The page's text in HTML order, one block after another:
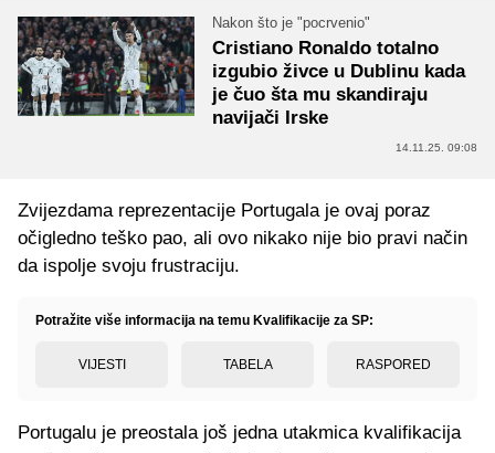
Nakon što je "pocrvenio"
Cristiano Ronaldo totalno
izgubio živce u Dublinu kada
je čuo šta mu skandiraju
navijači Irske
14.11.25. 09:08
Zvijezdama reprezentacije Portugala je ovaj poraz
očigledno teško pao, ali ovo nikako nije bio pravi način
da ispolje svoju frustraciju.
Potražite više informacija na temu Kvalifikacije za SP:
VIJESTI TABELA RASPORED
Portugalu je preostala još jedna utakmica kvalifikacija